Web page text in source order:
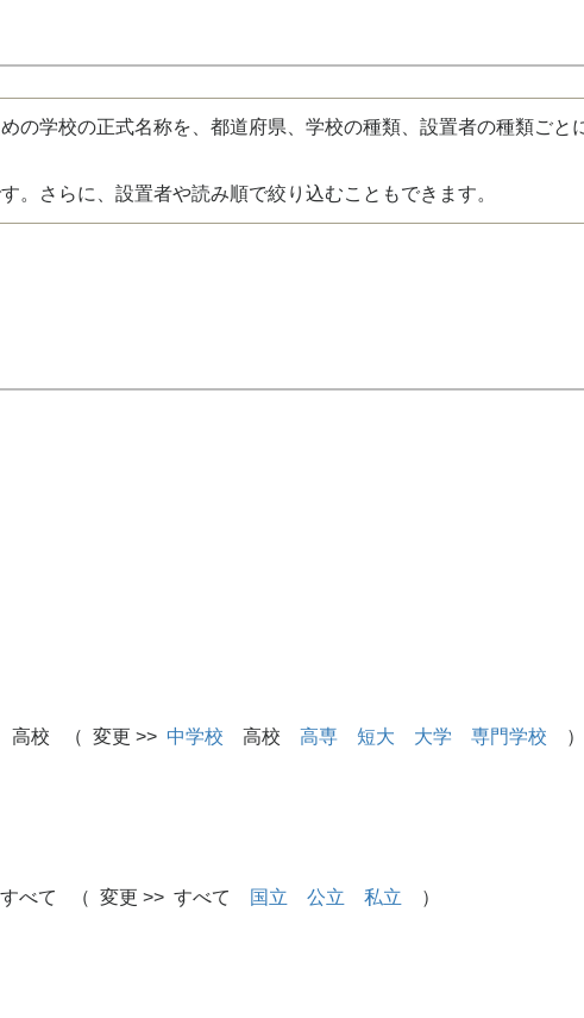
の学校の正式名称を、都道府県、学校の種類、設置者の種類ごと
。さらに、設置者や読み順で絞り込むこともできます。
高校 （ 変更 >> 中学校 高校 高専 短大 大学 専門学校 ）
すべて （ 変更 >> すべて 国立 公立 私立 ）